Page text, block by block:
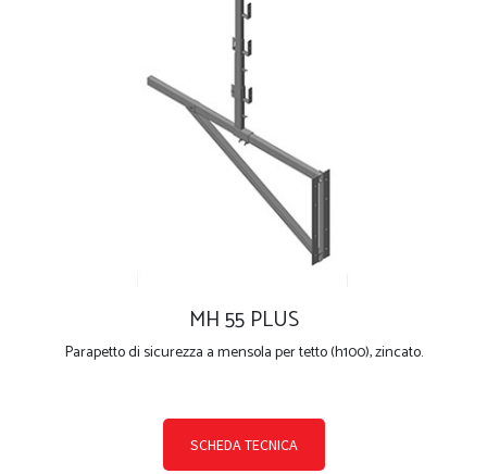
MH 55 PLUS
Parapetto di sicurezza a mensola per tetto (h100), zincato.
SCHEDA TECNICA